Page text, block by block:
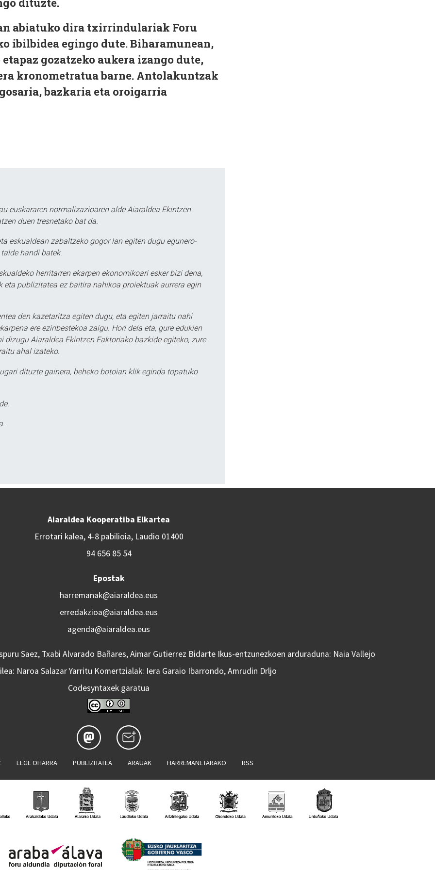
dituzte.
abiatuko dira txirrindulariak Foru
ibilbidea egingo dute. Biharamunean,
gozatzeko aukera izango dute,
kronometratua barne. Antolakuntzak
bazkaria eta oroigarria
euskararen normalizazioaren alde Aiaraldea Ekintzen
duen tresnetako bat da.
eskualdean zabaltzeko gogor lan egiten dugu egunero-
handi batek.
herritarren ekarpen ekonomikoari esker bizi dena,
publizitatea ez baitira nahikoa proiektuak aurrera egin
den kazetaritza egiten dugu, eta egiten jarraitu nahi
ere ezinbestekoa zaigu. Hori dela eta, gure edukien
dizugu Aiaraldea Ekintzen Faktoriako bazkide egiteko, zure
ahal izateko.
dituzte gainera, beheko botoian klik eginda topatuko
Aiaraldea Kooperatiba Elkartea
Errotari kalea, 4-8 pabilioia, Laudio 01400
94 656 85 54
Epostak
harremanak@aiaraldea.eus
erredakzioa@aiaraldea.eus
agenda@aiaraldea.eus
Saez, Txabi Alvarado Bañares, Aimar Gutierrez Bidarte Ikus-entzunezkoen arduraduna: Naia Vallejo
Naroa Salazar Yarritu Komertzialak: Iera Garaio Ibarrondo, Amrudin Drljo
Codesyntaxek garatua
LEGE OHARRA PUBLIZITATEA ARAUAK HARREMANETARAKO RSS